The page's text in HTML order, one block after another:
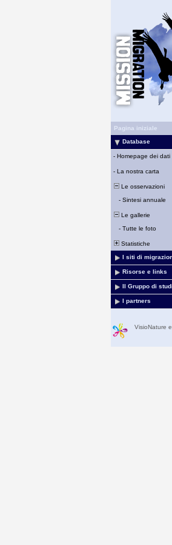
Pagina iniziale
Database
- Homepage dei dati
- La nostra carta
Le osservazioni
- Sintesi annuale
Le gallerie
- Tutte le foto
Statistiche
I siti di
Risorse e links
Il Gruppo di
I partners
VisioNature